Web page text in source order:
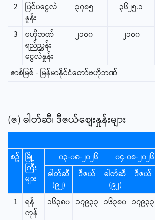
2
ပြင်ပငွေလဲ
နှုန်း
၃၇၈၅ ၃၆၂၅.၁
3
ဗဟိုဘဏ်
ရည်ညွှန်း
ငွေလဲနှုန်း
၂၁၀၀ ၂၁၀၀
ဇာစ်မြစ် - မြန်မာနိုင်ငံတော်ဗဟိုဘဏ်
(ဇ) ဓါတ်ဆီ၊ ဒီဇယ်စျေးနှုန်းများ
စဥ် မြို့
ကြီး
များ
၀၃-၀၈-၂၀၂၆ ၀၄-၀၈-၂၀၂၆
ဓါတ်ဆီ
(၉၂)
ဒီဇယ်
ဓါတ်ဆီ
(၉၂)
ဒီဇယ်
1
ရန်
ကုန်
၁၆၃၈၀ ၁၇၉၃၃ ၁၆၃၈၀ ၁၇၉၃၃